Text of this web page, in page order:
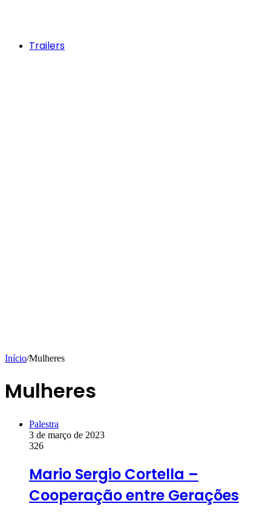
Trailers
Início/Mulheres
Mulheres
Palestra
3 de março de 2023
326
Mario Sergio Cortella –
Cooperação entre Gerações